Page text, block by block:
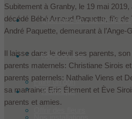
Quoi faire en cas de décès
Condoléances
Faire un don
Nos services
Produits
Historique
Subitement à Granby, le 19 mai 2019,
décédé Bébé Arnaud Paquette, fils de
André Paquette, demeurant à l’Ange-
Il laisse dans le deuil ses parents,
parents maternels: Christiane Sirois
parents paternels: Nathalie Viens et
sa marraine: Eric Élement et Ève
parents et amies.